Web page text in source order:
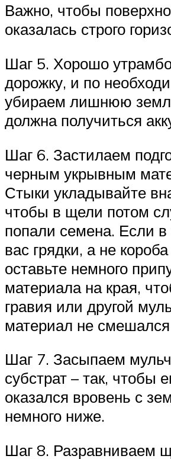
Важно, чтобы
оказалась строго
Шаг 5. Хорошо
дорожку, и по
убираем лишнюю
должна получиться
Шаг 6. Застилаем
черным укрывным
Стыки укладывайте
чтобы в щели потом
попали семена. Если в
вас грядки, а не короба
оставьте немного
материала на края,
гравия или другой
материал не
Шаг 7. Засыпаем
субстрат – так, чтобы
оказался вровень с
немного ниже.
Шаг 8. Разравниваем